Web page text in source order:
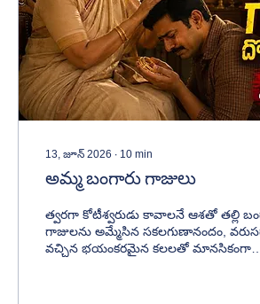
13, జూన్ 2026 ∙ 10 min
అమ్మ బంగారు గాజులు
త్వరగా కోటీశ్వరుడు కావాలనే ఆశతో తల్లి
గాజులను అమ్మేసిన సకలగుణానందం,
వచ్చిన భయంకరమైన కలలతో మానసికంగా